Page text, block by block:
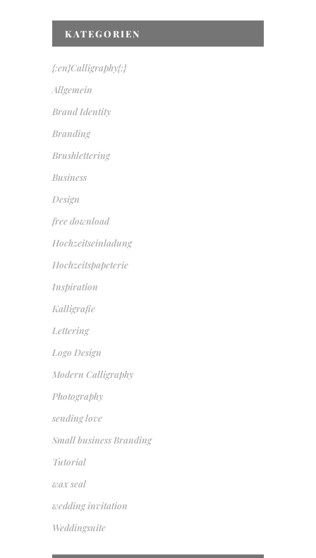
KATEGORIEN
{:en}Calligraphy{:}
Allgemein
Brand Identity
Branding
Brushlettering
Business
Design
free download
Hochzeitseinladung
Hochzeitspapeterie
Inspiration
Kalligrafie
Lettering
Logo Design
Modern Calligraphy
Photography
sending love
Small business Branding
Tutorial
wax seal
wedding invitation
Weddingsuite